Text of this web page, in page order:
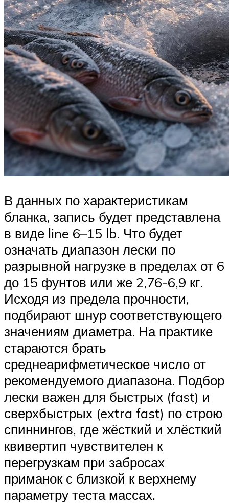
В данных по характеристикам
бланка, запись будет представлена
в виде line 6–15 lb. Что будет
означать диапазон лески по
разрывной нагрузке в пределах от 6
до 15 фунтов или же 2,76-6,9 кг.
Исходя из предела прочности,
подбирают шнур соответствующего
значениям диаметра. На практике
стараются брать
среднеарифметическое число от
рекомендуемого диапазона. Подбор
лески важен для быстрых (fast) и
сверхбыстрых (extra fast) по строю
спиннингов, где жёсткий и хлёсткий
квивертип чувствителен к
перегрузкам при забросах
приманок с близкой к верхнему
параметру теста массах.